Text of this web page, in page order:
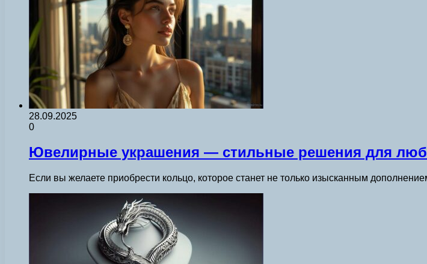
28.09.2025
0
Ювелирные украшения — стильные решения для
Если вы желаете приобрести кольцо, которое станет не только изысканным